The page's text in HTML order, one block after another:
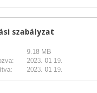
szabályzat
9.18 MB
2023. 01 19.
2023. 01 19.